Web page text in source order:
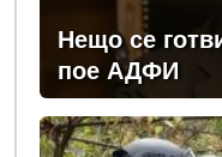
Нещо се
пое АДФИ